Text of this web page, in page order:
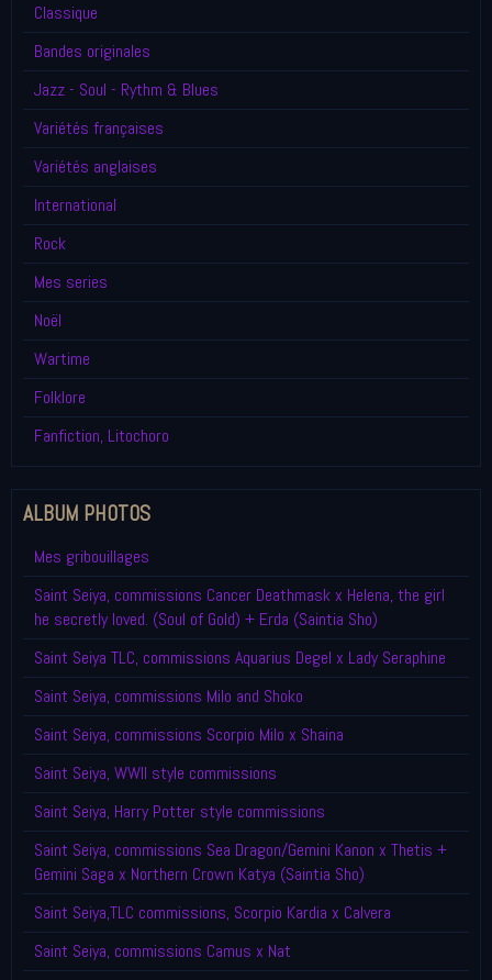
Classique
Bandes originales
Jazz - Soul - Rythm & Blues
Variétés françaises
Variétés anglaises
International
Rock
Mes series
Noël
Wartime
Folklore
Fanfiction, Litochoro
ALBUM PHOTOS
Mes gribouillages
Saint Seiya, commissions Cancer Deathmask x Helena, the girl
he secretly loved. (Soul of Gold) + Erda (Saintia Sho)
Saint Seiya TLC, commissions Aquarius Degel x Lady Seraphine
Saint Seiya, commissions Milo and Shoko
Saint Seiya, commissions Scorpio Milo x Shaina
Saint Seiya, WWII style commissions
Saint Seiya, Harry Potter style commissions
Saint Seiya, commissions Sea Dragon/Gemini Kanon x Thetis +
Gemini Saga x Northern Crown Katya (Saintia Sho)
Saint Seiya,TLC commissions, Scorpio Kardia x Calvera
Saint Seiya, commissions Camus x Nat